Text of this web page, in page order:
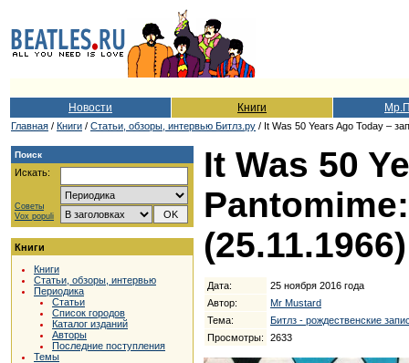
Новости Книги
Главная / Книги / Cтатьи, обзоры, интервью Битлз.ру / It Was 50 Years Ago Today –
Поиск
Искать:
Советы
Vox populi
Книги
Книги
Статьи, обзоры, интервью
Периодика
Статьи
Список городов
Каталог изданий
Авторы
Последние поступления
Темы
It Was 50
(25.11.1966)
Дата:
25 ноября 2016 года
Автор:
Mr Mustard
Тема:
Битлз - рождественские
Просмотры:
2633